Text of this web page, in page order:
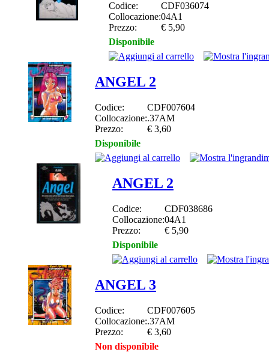
Codice:
CDF036074
Collocazione:04A1
Prezzo:
€ 5,90
Disponibile
ANGEL 2
Codice:
CDF007604
Collocazione:.37AM
Prezzo:
€ 3,60
Disponibile
ANGEL 2
Codice:
CDF038686
Collocazione:04A1
Prezzo:
€ 5,90
Disponibile
ANGEL 3
Codice:
CDF007605
Collocazione:.37AM
Prezzo:
€ 3,60
Non disponibile